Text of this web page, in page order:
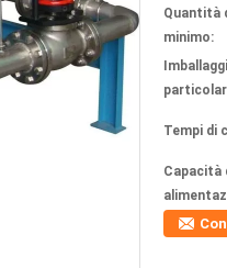
Quantità
minimo:
Imballaggi
Tempi di
Capacità